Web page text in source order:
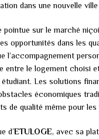
dans une nouvelle
pointue sur le marché
opportunités dans les
l’accompagnement
entre le logement choisi
Les solutions
économiques
de qualité même pour
d’ETULOGE, avec sa